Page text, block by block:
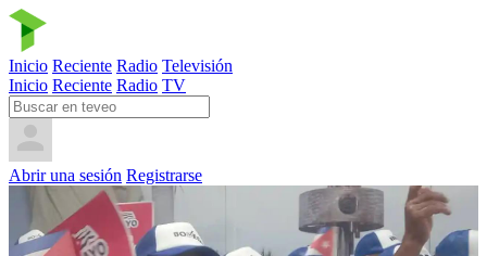
Inicio Reciente Radio Televisión
Inicio Reciente Radio TV
Abrir una sesión Registrarse